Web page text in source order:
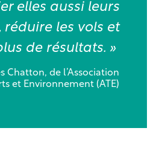
elles aussi leurs
réduire les vols et
de résultats. »
Chatton, de l’Association
et Environnement (ATE)